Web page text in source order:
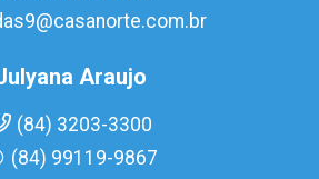
Araujo
(84) 3203-3300
(84) 99119-9867